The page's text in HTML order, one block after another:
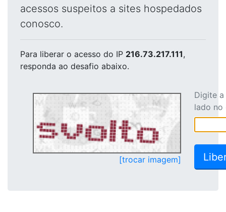
acessos suspeitos a sites hospedados
conosco.
Para liberar o acesso do IP 216.73.217.111,
responda ao desafio abaixo.
[trocar imagem]
Digite
lado no